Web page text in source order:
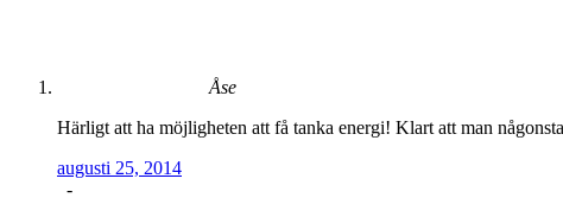
Åse
Härligt att ha möjligheten att få tanka energi! Klart att man
augusti 25, 2014
-